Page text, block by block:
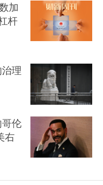
加
杆
理
哥伦
右